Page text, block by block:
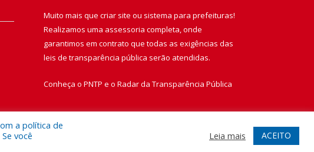
Muito mais que criar site ou sistema para prefeituras!
Realizamos uma assessoria completa, onde
garantimos em contrato que todas as exigências das
leis de transparência pública serão atendidas.
Conheça o PNTP e o Radar da Transparência Pública
a política de
Se você
Leia mais ACEITO